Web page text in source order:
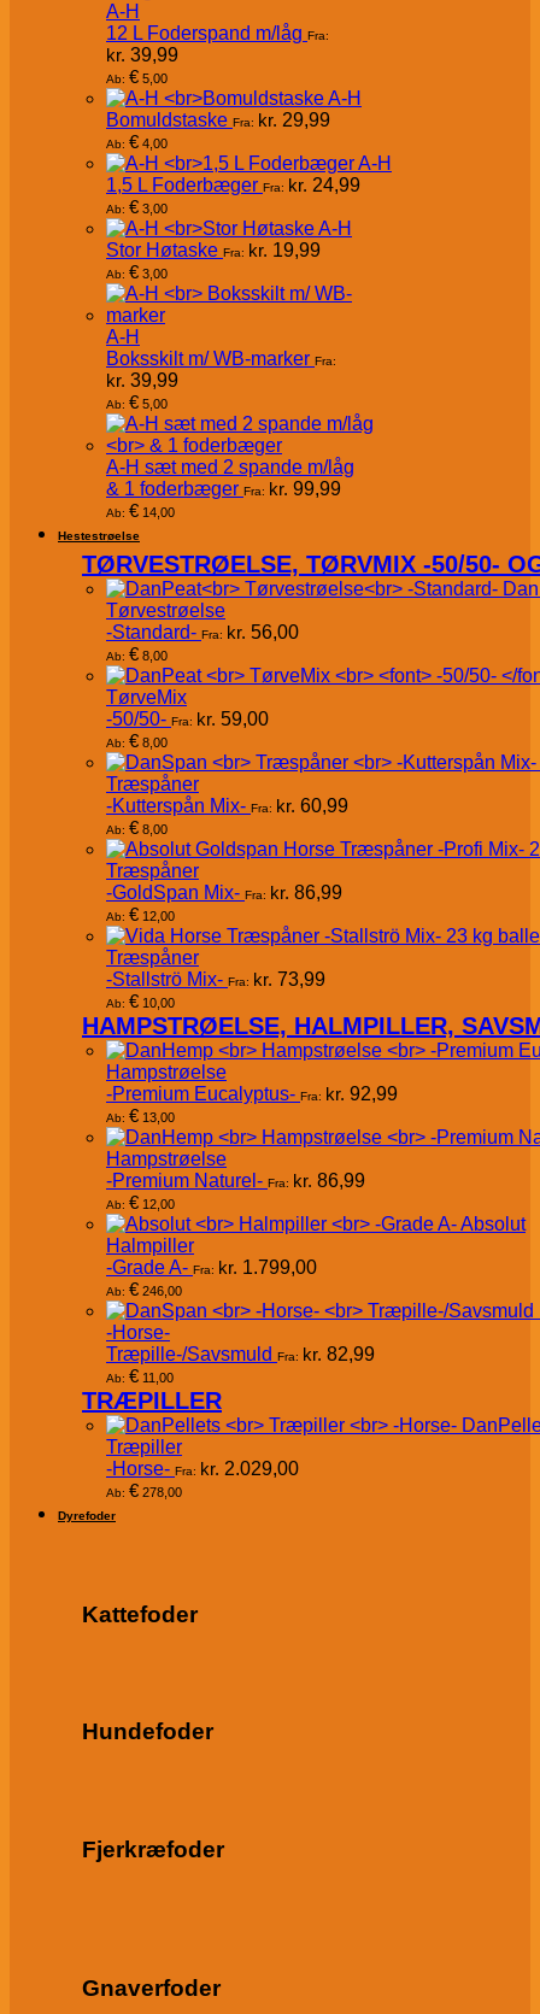
A-H
12 L Foderspand m/låg Fra:
kr. 39,99
Ab: € 5,00
A-H
Bomuldstaske Fra: kr. 29,99
Ab: € 4,00
A-H
1,5 L Foderbæger Fra: kr. 24,99
Ab: € 3,00
A-H
Stor Høtaske Fra: kr. 19,99
Ab: € 3,00
A-H
Boksskilt m/ WB-marker Fra:
kr. 39,99
Ab: € 5,00
A-H sæt med 2 spande m/låg
& 1 foderbæger Fra: kr. 99,99
Ab: € 14,00
Hestestrøelse
TØRVESTRØELSE, TØRVMIX -50/50-
Tørvestrøelse
-Standard- Fra: kr. 56,00
Ab: € 8,00
TørveMix
-50/50- Fra: kr. 59,00
Ab: € 8,00
Træspåner
-Kutterspån Mix- Fra: kr. 60,99
Ab: € 8,00
Træspåner
-GoldSpan Mix- Fra: kr. 86,99
Ab: € 12,00
Træspåner
-Stallströ Mix- Fra: kr. 73,99
Ab: € 10,00
HAMPSTRØELSE, HALMPILLER,
Hampstrøelse
-Premium Eucalyptus- Fra: kr. 92,99
Ab: € 13,00
Hampstrøelse
-Premium Naturel- Fra: kr. 86,99
Ab: € 12,00
Absolut
Halmpiller
-Grade A- Fra: kr. 1.799,00
Ab: € 246,00
-Horse-
Træpille-/Savsmuld Fra: kr. 82,99
Ab: € 11,00
TRÆPILLER
Træpiller
-Horse- Fra: kr. 2.029,00
Ab: € 278,00
Dyrefoder
Kattefoder
Hundefoder
Fjerkræfoder
Gnaverfoder